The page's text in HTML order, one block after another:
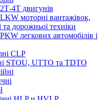
4Т двигунів
моторні вантажівок,
та дорожньої техніки
легкових автомобілів і
CLP
STOU, UTTO та TDTO